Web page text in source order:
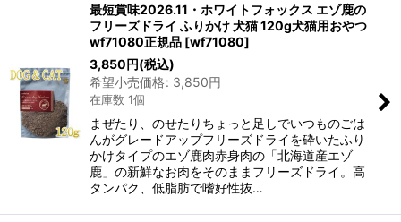
最短賞味2026.11・ホワイトフォックス エゾ鹿の
フリーズドライ ふりかけ 犬猫 120g犬猫用おやつ
wf71080正規品 [wf71080]
3,850円(税込)
希望小売価格: 3,850円
在庫数 1個
まぜたり、のせたりちょっと足しでいつものごは
んがグレードアップフリーズドライを砕いたふり
かけタイプのエゾ鹿肉赤身肉の「北海道産エゾ
鹿」の新鮮なお肉をそのままフリーズドライ。高
タンパク、低脂肪で嗜好性抜…